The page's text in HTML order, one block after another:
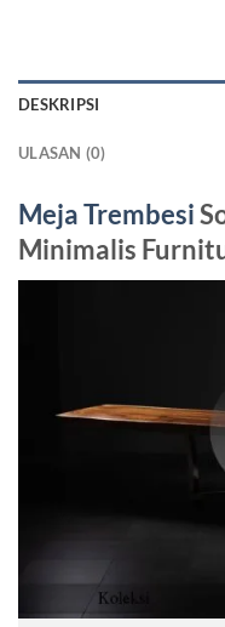
DESKRIPSI
ULASAN (0)
Meja Trembesi
Minimalis